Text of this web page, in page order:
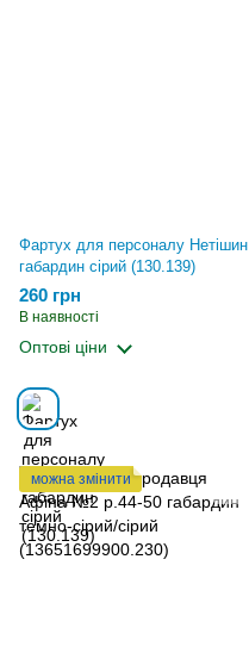
Фартух для персоналу Нетішин
габардин сірий (130.139)
260 грн
В наявності
Оптові ціни
можна змінити